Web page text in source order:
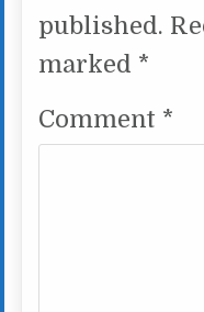
published.
marked *
Comment *